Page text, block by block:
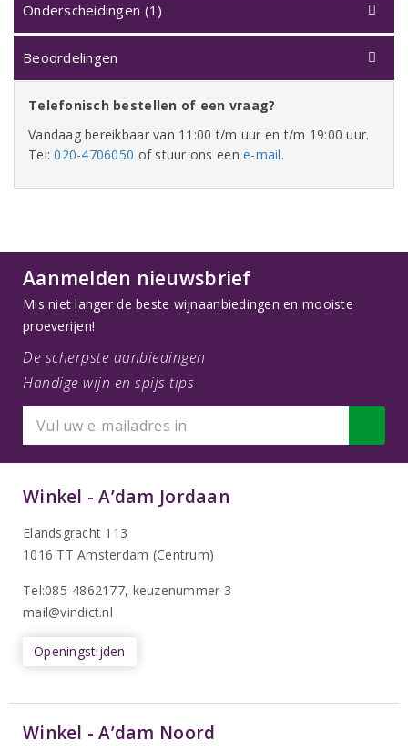
Onderscheidingen (1)
Beoordelingen
Telefonisch bestellen of een vraag?
Vandaag bereikbaar van 11:00 t/m uur en t/m 19:00 uur.
Tel:020-4706050 of stuur ons eene-mail.
Aanmelden nieuwsbrief
Mis niet langer de beste wijnaanbiedingen en mooiste
proeverijen!
De scherpste aanbiedingen
Handige wijn en spijs tips
Winkel - A’dam Jordaan
Elandsgracht 113
1016 TT Amsterdam (Centrum)
Tel:085-4862177, keuzenummer 3
mail@vindict.nl
Openingstijden
Winkel - A’dam Noord